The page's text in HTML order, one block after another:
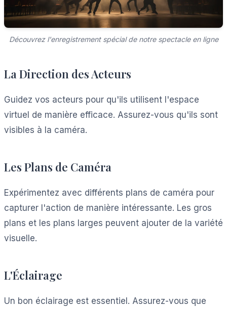
Découvrez l'enregistrement spécial de notre spectacle en ligne
La Direction des Acteurs
Guidez vos acteurs pour qu'ils utilisent l'espace
virtuel de manière efficace. Assurez-vous qu'ils sont
visibles à la caméra.
Les Plans de Caméra
Expérimentez avec différents plans de caméra pour
capturer l'action de manière intéressante. Les gros
plans et les plans larges peuvent ajouter de la variété
visuelle.
L'Éclairage
Un bon éclairage est essentiel. Assurez-vous que